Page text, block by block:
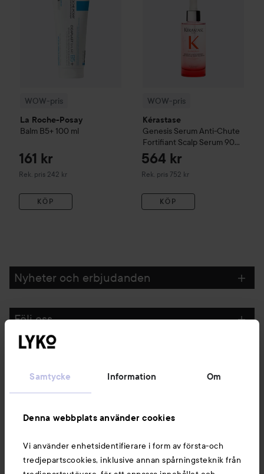
Samtycke Information Om
Denna webbplats använder cookies
Vi använder enhetsidentifierare i form av första-och
tredjepartscookies, inklusive annan spårningsteknik från
WOW-pris
La Roche-Posay
Balm B5+ 100 ml
161 kr
Rek. pris 242 kr
Rekommenderat pris 242 kr
KÖP
WOW-pris
Kérastase
Genesis Serum Anti-Chute
Fortifiant Scalp Serum90
ml
564 kr
Rek. pris 752 kr
Rekommenderat pris 752 kr
KÖP
Nyheter och erbjudanden
Följ oss
Du kanske också gillar